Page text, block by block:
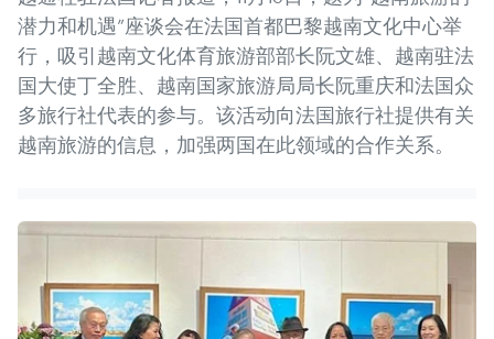
潜力和机遇”座谈会在法国首都巴黎越南文化中心举
行，吸引越南文化体育旅游部部长阮文雄、越南驻法
国大使丁全胜、越南国家旅游局局长阮重庆和法国众
多旅行社代表的参与。该活动向法国旅行社提供有关
越南旅游的信息，加强两国在此领域的合作关系。